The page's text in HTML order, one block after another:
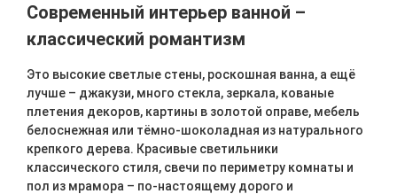
Современный интерьер ванной –
классический романтизм
Это высокие светлые стены, роскошная ванна, а ещё
лучше – джакузи, много стекла, зеркала, кованые
плетения декоров, картины в золотой оправе, мебель
белоснежная или тёмно-шоколадная из натурального
крепкого дерева. Красивые светильники
классического стиля, свечи по периметру комнаты и
пол из мрамора – по-настоящему дорого и